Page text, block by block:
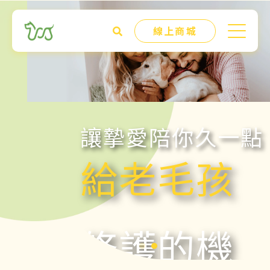
線上商城
讓摯愛陪你久一點
給老毛孩
修護的機